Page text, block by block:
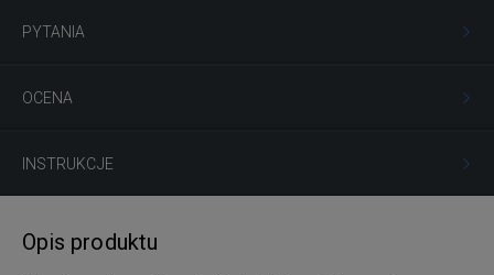
PYTANIA
OCENA
INSTRUKCJE
Opis produktu